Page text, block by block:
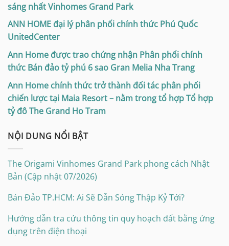
sáng nhất Vinhomes Grand Park
ANN HOME đại lý phân phối chính thức Phú Quốc
UnitedCenter
Ann Home được trao chứng nhận Phân phối chính
thức Bán đảo tỷ phú 6 sao Gran Melia Nha Trang
Ann Home chính thức trở thành đối tác phân phối
chiến lược tại Maia Resort – nằm trong tổ hợp Tổ hợp
tỷ đô The Grand Ho Tram
NỘI DUNG NỔI BẬT
The Origami Vinhomes Grand Park phong cách Nhật
Bản (Cập nhật 07/2026)
Bán Đảo TP.HCM: Ai Sẽ Dẫn Sóng Thập Kỷ Tới?
Hướng dẫn tra cứu thông tin quy hoạch đất bằng ứng
dụng trên điện thoại